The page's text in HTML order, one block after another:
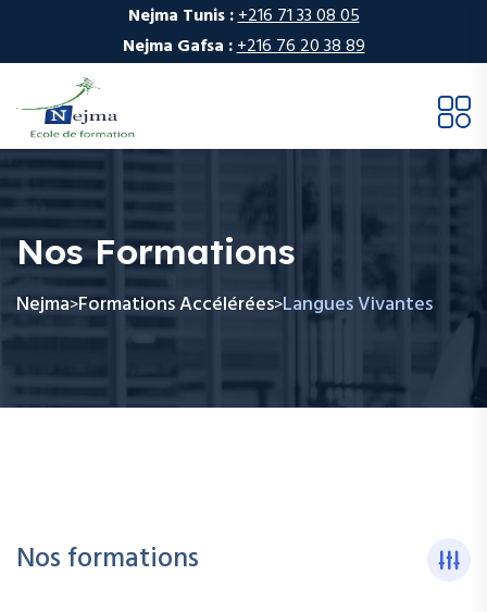
Nejma Tunis :+216 71 33 08 05
Nejma Gafsa :+216 76 20 38 89
Nos Formations
Nejma>Formations Accélérées>Langues Vivantes
Nos formations